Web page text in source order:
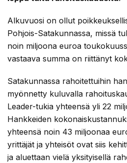
Alkuvuosi on ollut
Pohjois-Satakunnassa, missä
noin miljoona euroa
vastaava summa on riittänyt
Satakunnassa rahoitettuihin
myönnetty kuluvalla
Leader-tukia yhteensä yli 22
Hankkeiden
yhteensä noin 43 miljoonaa
yrittäjät ja yhteisöt ovat siis
ja aluettaan vielä yksityisellä